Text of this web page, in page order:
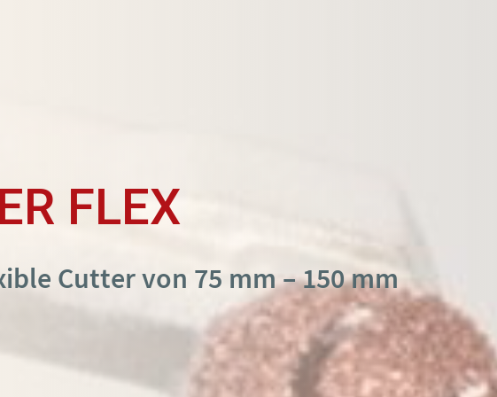
FLEX
Cutter von 75 mm – 150 mm